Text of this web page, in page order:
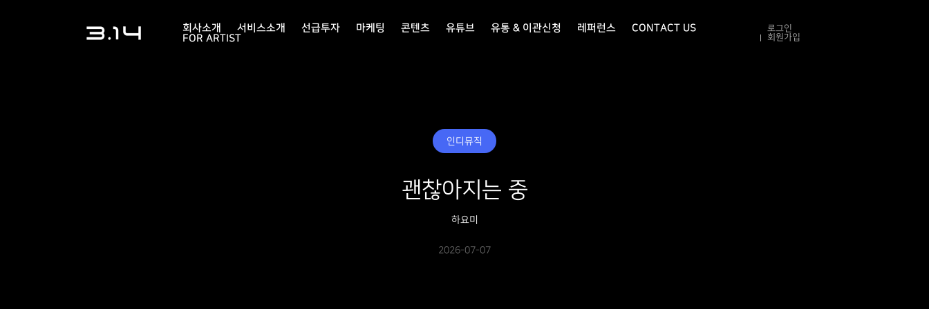
회사소개 서비스소개 선급투자 마케팅 콘텐츠 유튜브 유통 & 이관신청 레퍼런스
CONTACT US
FOR ARTIST
로그인
회원가입
인디뮤직
괜찮아지는 중
하요미
2026-07-07